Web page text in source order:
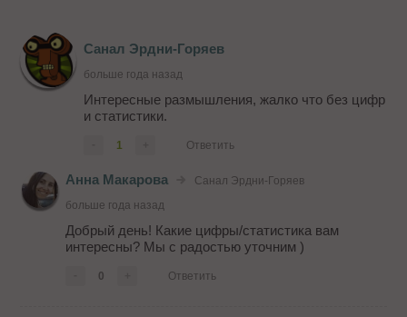
Санал Эрдни-Горяев
больше года назад
Интересные размышления, жалко что без цифр
и статистики.
1 Ответить
Анна Макарова
Санал Эрдни-Горяев
больше года назад
Добрый день! Какие цифры/статистика вам
интересны? Мы с радостью уточним )
0 Ответить